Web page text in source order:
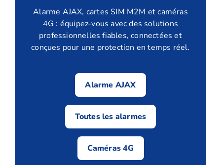
Alarme AJAX, cartes SIM M2M et caméras
4G : équipez-vous avec des solutions
professionnelles fiables, connectées et
conçues pour une protection en temps réel.
Alarme AJAX
Toutes les alarmes
Caméras 4G